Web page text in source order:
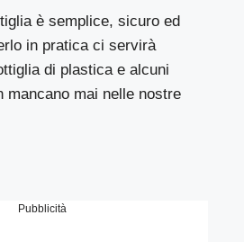
è semplice, sicuro ed
in pratica ci servirà
di plastica e alcuni
mancano mai nelle nostre
Pubblicità